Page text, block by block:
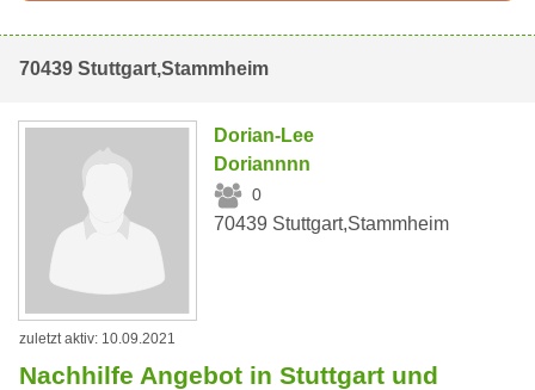
70439 Stuttgart,Stammheim
Dorian-Lee
Doriannnn
0
70439 Stuttgart,Stammheim
zuletzt aktiv: 10.09.2021
Nachhilfe Angebot in Stuttgart und